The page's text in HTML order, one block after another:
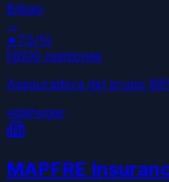
Bilbao
→
★7.5/10
3000 opiniones
Aseguradora del grupo
vidahogar
MAPFRE